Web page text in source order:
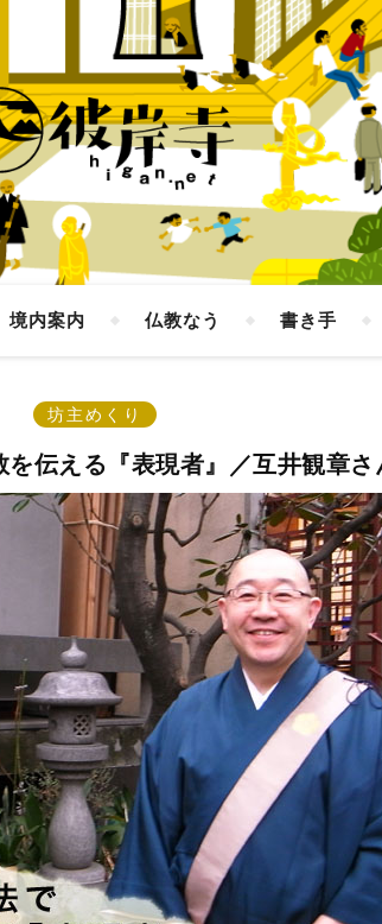
境内案内 仏教なう 書き手
坊主めくり
を伝える『表現者』／互井観章さ